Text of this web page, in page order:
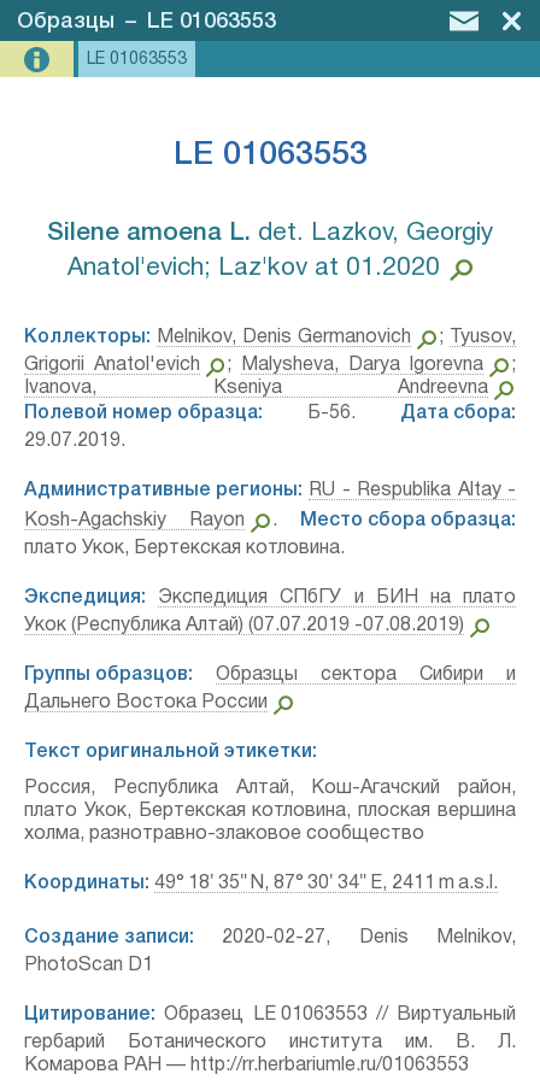
Образцы – LE 01063553
LE 01063553
LE 01063553
Silene amoena L.⁣ det. Lazkov, Georgiy
Anatol'evich; Laz'kov at 01.2020
Коллекторы: Melnikov, Denis Germanovich ;
Tyusov,
Grigorii Anatol'evich
; Malysheva, Darya Igorevna
;
Ivanova, Kseniya Andreevna
Полевой номер образца: Б-56. Дата сбора:
29.07.2019.
Административные регионы:
RU - Respublika Altay -
Kosh-Agachskiy Rayon
.
Место сбора образца:
плато Укок, Бертекская котловина.
Экспедиция:
Экспедиция СПбГУ и БИН на плато
Укок (Республика Алтай) (07.07.2019 -07.08.2019)
Группы образцов:
Образцы сектора Сибири и
Дальнего Востока России
Текст оригинальной этикетки:
Россия, Республика Алтай, Кош-Агачский район,
плато Укок, Бертекская котловина, плоская вершина
холма, разнотравно-злаковое сообщество
Координаты: 49° 18′ 35″ N, 87° 30′ 34″ E, 2411 m a.s.l.
Создание записи: 2020-02-27, Denis Melnikov,
PhotoScan D1
Цитирование: Образец LE 01063553 // Виртуальный
гербарий Ботанического института им. В. Л.
Комарова РАН — http://rr.herbariumle.ru/01063553